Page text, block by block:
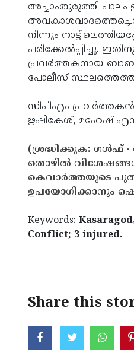
അച്ചാംതുരുത്തി പാലം
നിന്നും
പരിക്കേല്‍പ്പിച്ചു.
പ്രവര്‍ത്തകനായ
പോലീസ്
സിപിഎം
ഋഷികേശ്, മഹേഷ്
(ശ്രദ്ധിക്കുക: ഗൾഫ് -
തൊഴിൽ
കെവാർത്തയുടെ
ഉപയോഗിക്കാനും
Keywords:
Conflict; 3 injured.
Share this